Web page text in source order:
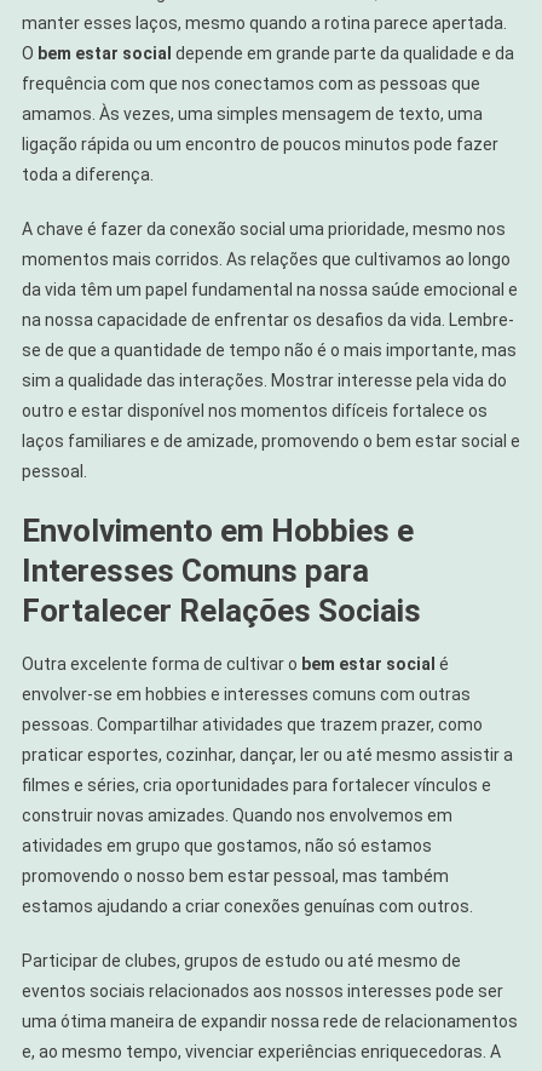
manter esses laços, mesmo quando a rotina parece apertada.
O bem estar social depende em grande parte da qualidade e da
frequência com que nos conectamos com as pessoas que
amamos. Às vezes, uma simples mensagem de texto, uma
ligação rápida ou um encontro de poucos minutos pode fazer
toda a diferença.
A chave é fazer da conexão social uma prioridade, mesmo nos
momentos mais corridos. As relações que cultivamos ao longo
da vida têm um papel fundamental na nossa saúde emocional e
na nossa capacidade de enfrentar os desafios da vida. Lembre-
se de que a quantidade de tempo não é o mais importante, mas
sim a qualidade das interações. Mostrar interesse pela vida do
outro e estar disponível nos momentos difíceis fortalece os
laços familiares e de amizade, promovendo o bem estar social e
pessoal.
Envolvimento em Hobbies e
Interesses Comuns para
Fortalecer Relações Sociais
Outra excelente forma de cultivar o bem estar social é
envolver-se em hobbies e interesses comuns com outras
pessoas. Compartilhar atividades que trazem prazer, como
praticar esportes, cozinhar, dançar, ler ou até mesmo assistir a
filmes e séries, cria oportunidades para fortalecer vínculos e
construir novas amizades. Quando nos envolvemos em
atividades em grupo que gostamos, não só estamos
promovendo o nosso bem estar pessoal, mas também
estamos ajudando a criar conexões genuínas com outros.
Participar de clubes, grupos de estudo ou até mesmo de
eventos sociais relacionados aos nossos interesses pode ser
uma ótima maneira de expandir nossa rede de relacionamentos
e, ao mesmo tempo, vivenciar experiências enriquecedoras. A